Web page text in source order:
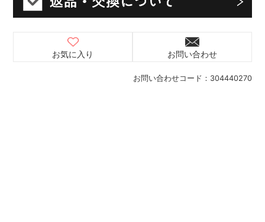
お問い合わせコード： 304440270
お気に入り お問い合わせ